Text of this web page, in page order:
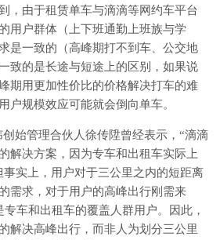
，由于租赁单车与滴滴等网约车平台
用户群体（上下班通勤上班族与学
是一致的（高峰期打不到车、公交地
致的是长途与短途上的区别，如果说
期用更加性价比的价格解决打车的难
户规模效应可能就会倒向单车。
始管理合伙人徐传陞曾经表示，“滴滴
解决方案，因为专车和出租车实际上
事实上，用户对于三公里之内的短距离
需求，对于用户的高峰出行刚需来
车和出租车的覆盖人群用户。因此，
解决高峰出行，而非人为划分三公里